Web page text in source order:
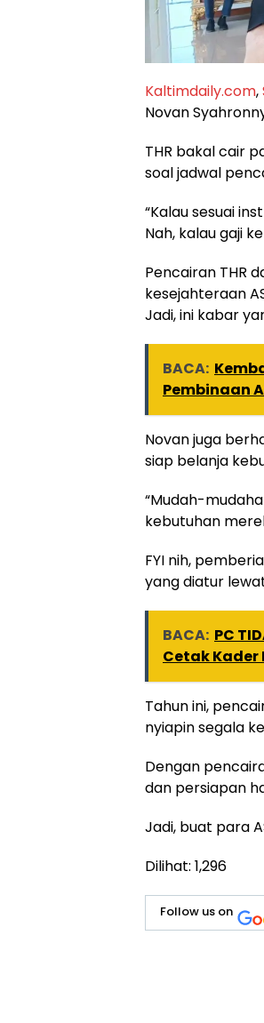
Kaltimdaily.com,
Novan
THR bakal cair
soal jadwal
“Kalau sesuai
Nah, kalau gaji
Pencairan THR
kesejahteraan
Jadi, ini kabar
BACA:
Pembinaan
Novan juga
siap belanja
“Mudah-
kebutuhan
FYI nih,
yang diatur
BACA: PC
Cetak
Tahun ini,
nyiapin segala
Dengan
dan persiapan
Jadi, buat para
Dilihat: 1,296
Follow us on